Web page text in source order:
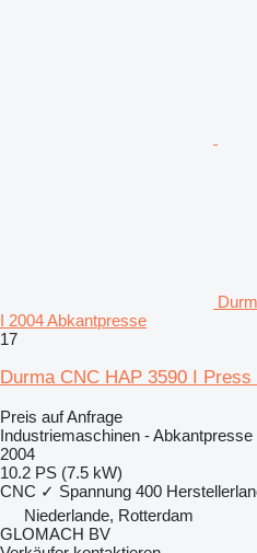
I 2004 Abkantpresse
17
Durma CNC HAP 3590 I
Preis auf Anfrage
Industriemaschinen - Abkantpresse
2004
10.2 PS (7.5 kW)
CNC ✓ Spannung 400
Niederlande, Rotterdam
GLOMACH BV